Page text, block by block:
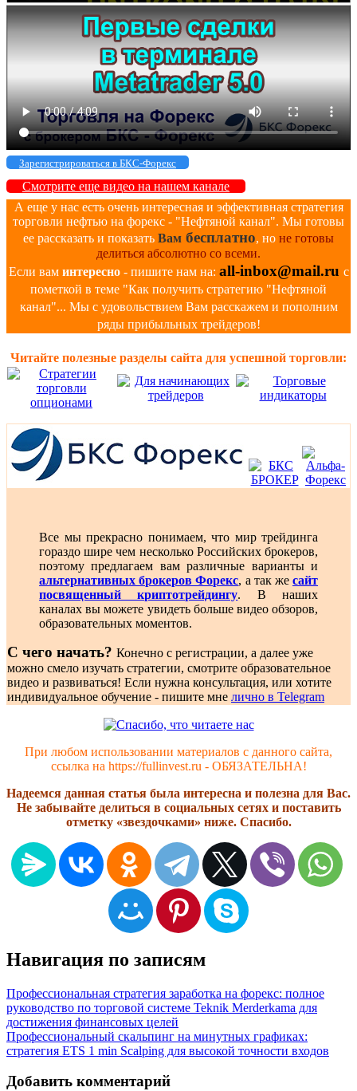
Зарегистрироваться в БКС-Форекс
Смотрите еще видео на нашем канале
А еще у нас есть очень интересная и эффективная стратегия
торговли нефтью на форекс - "Нефтяной канал". Мы готовы
ее рассказать и показать Вам бесплатно, но не готовы
делиться абсолютно со всеми.
Если вам интересно- пишите нам на: all-inbox@mail.ru с
пометкой в теме "Как получить стратегию "Нефтяной
канал"... Мы с удовольствием Вам расскажем и пополним
ряды прибыльных трейдеров!
Читайте полезные разделы сайта для успешной торговли:
Все мы прекрасно понимаем, что мир трейдинга
гораздо шире чем несколько Российских брокеров,
поэтому предлагаем вам различные варианты и
альтернативных брокеров Форекс, а так жесайт
посвященный криптотрейдингу. В наших
каналах вы можете увидеть больше видео обзоров,
образовательных моментов.
С чего начать? Конечно с регистрации, а далее уже
можно смело изучать стратегии, смотрите образовательное
видео и развиваться! Если нужна консультация, или хотите
индивидуальное обучение - пишите мне лично в Telegram
При любом использовании материалов с данного сайта,
ссылка на https://fullinvest.ru - ОБЯЗАТЕЛЬНА!
Надеемся данная статья была интересна и полезна для Вас.
Не забывайте делиться в социальных сетях и поставить
отметку «звездочками» ниже. Спасибо.
Навигация по записям
Профессиональная стратегия заработка на форекс: полное
руководство по торговой системе Teknik Merderkama для
достижения финансовых целей
Профессиональный скальпинг на минутных графиках:
стратегия ETS 1 min Scalping для высокой точности входов
Добавить комментарий